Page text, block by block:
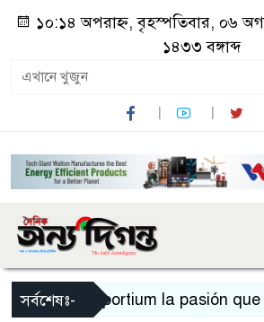
১০:১৪ অপরাহ্ন, বৃহস্পতিবার, ০৬
১৪৩৩ বঙ্গাব্দ
সর্বশেষঃ-Sportium la pasión que